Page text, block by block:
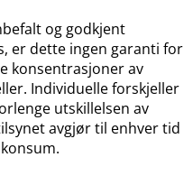
og godkjent
er dette ingen garanti for
konsentrasjoner av
Individuelle forskjeller
utskillelsen av
avgjør til enhver tid